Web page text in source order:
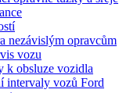
nezávislým opravcům
vozu
k obsluze vozidla
intervaly vozů Ford